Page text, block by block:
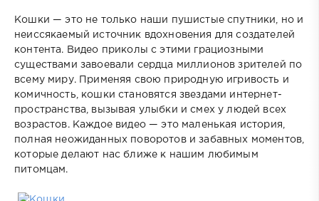
Кошки — это не только наши пушистые спутники, но и
неиссякаемый источник вдохновения для создателей
контента. Видео приколы с этими грациозными
существами завоевали сердца миллионов зрителей по
всему миру. Применяя свою природную игривость и
комичность, кошки становятся звездами интернет-
пространства, вызывая улыбки и смех у людей всех
возрастов. Каждое видео — это маленькая история,
полная неожиданных поворотов и забавных моментов,
которые делают нас ближе к нашим любимым
питомцам.